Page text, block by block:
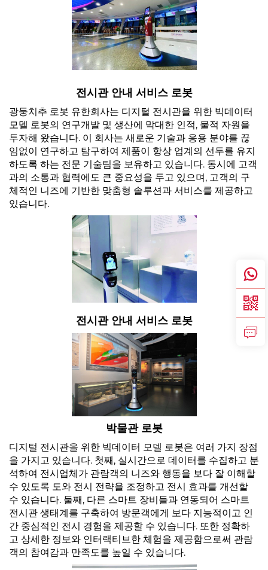
전시관 안내 서비스 로봇
광둥치추 로봇 유한회사는 디지털 전시관을 위한 빅데이터
모델 로봇의 연구개발 및 생산에 막대한 인적, 물적 자원을
투자해 왔습니다. 이 회사는 새로운 기술과 응용 분야를 끊
임없이 연구하고 탐구하여 제품이 항상 업계의 선두를 유지
하도록 하는 전문 기술팀을 보유하고 있습니다. 동시에 고객
과의 소통과 협력에도 큰 중요성을 두고 있으며, 고객의 구
체적인 니즈에 기반한 맞춤형 솔루션과 서비스를 제공하고
있습니다.
전시관 안내 서비스 로봇
박물관 로봇
디지털 전시관을 위한 빅데이터 모델 로봇은 여러 가지 장점
을 가지고 있습니다. 첫째, 실시간으로 데이터를 수집하고 분
석하여 전시업체가 관람객의 니즈와 행동을 보다 잘 이해할
수 있도록 도와 전시 전략을 조정하고 전시 효과를 개선할
수 있습니다. 둘째, 다른 스마트 장비들과 연동되어 스마트
전시관 생태계를 구축하여 방문객에게 보다 지능적이고 인
간 중심적인 전시 경험을 제공할 수 있습니다. 또한 정확하
고 상세한 정보와 인터랙티브한 체험을 제공함으로써 관람
객의 참여감과 만족도를 높일 수 있습니다.